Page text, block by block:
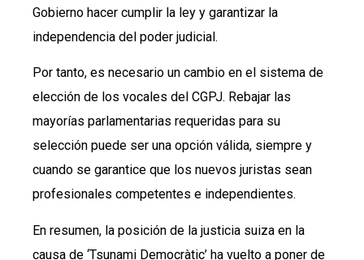
Gobierno hacer cumplir la ley y garantizar la
independencia del poder judicial.
Por tanto, es necesario un cambio en el sistema de
elección de los vocales del CGPJ. Rebajar las
mayorías parlamentarias requeridas para su
selección puede ser una opción válida, siempre y
cuando se garantice que los nuevos juristas sean
profesionales competentes e independientes.
En resumen, la posición de la justicia suiza en la
causa de ‘Tsunami Democràtic’ ha vuelto a poner de